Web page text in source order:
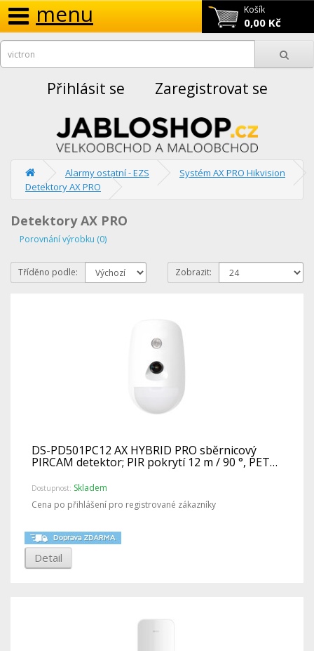
Košík
0,00 Kč
menu
Přihlásit se Zaregistrovat se
Alarmy ostatní - EZS
Systém AX PRO Hikvision
Detektory AX PRO
Detektory AX PRO
Porovnání výrobku (0)
Tříděno podle: Zobrazit:
DS-PD501PC12 AX HYBRID PRO sběrnicový
PIRCAM detektor; PIR pokrytí 12 m / 90 °, PET…
Dostupnost: Skladem
Cena po přihlášení pro registrované zákazníky
Detail